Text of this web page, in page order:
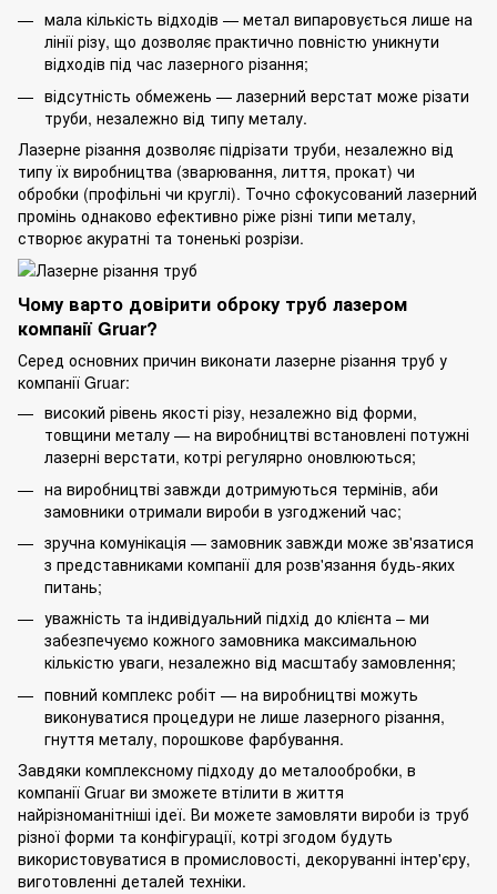
мала кількість відходів — метал випаровується лише на
лінії різу, що дозволяє практично повністю уникнути
відходів під час лазерного різання;
відсутність обмежень — лазерний верстат може різати
труби, незалежно від типу металу.
Лазерне різання дозволяє підрізати труби, незалежно від
типу їх виробництва (зварювання, лиття, прокат) чи
обробки (профільні чи круглі). Точно сфокусований лазерний
промінь однаково ефективно ріже різні типи металу,
створює акуратні та тоненькі розрізи.
Чому варто довірити оброку труб лазером
компанії Gruar?
Серед основних причин виконати лазерне різання труб у
компанії Gruar:
високий рівень якості різу, незалежно від форми,
товщини металу — на виробництві встановлені потужні
лазерні верстати, котрі регулярно оновлюються;
на виробництві завжди дотримуються термінів, аби
замовники отримали вироби в узгоджений час;
зручна комунікація — замовник завжди може зв'язатися
з представниками компанії для розв'язання будь-яких
питань;
уважність та індивідуальний підхід до клієнта – ми
забезпечуємо кожного замовника максимальною
кількістю уваги, незалежно від масштабу замовлення;
повний комплекс робіт — на виробництві можуть
виконуватися процедури не лише лазерного різання,
гнуття металу, порошкове фарбування.
Завдяки комплексному підходу до металообробки, в
компанії Gruar ви зможете втілити в життя
найрізноманітніші ідеї. Ви можете замовляти вироби із труб
різної форми та конфігурації, котрі згодом будуть
використовуватися в промисловості, декоруванні інтер'єру,
виготовленні деталей техніки.